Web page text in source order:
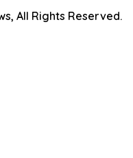
All Rights Reserved.